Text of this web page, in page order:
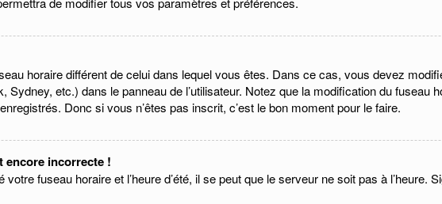
horaire différent de celui dans lequel vous êtes. Dans ce cas, vous devez
etc.) dans le panneau de l’utilisateur. Notez que la modification du fuseau
Donc si vous n’êtes pas inscrit, c’est le bon moment pour le faire.
encore incorrecte !
fuseau horaire et l’heure d’été, il se peut que le serveur ne soit pas à l’heure.